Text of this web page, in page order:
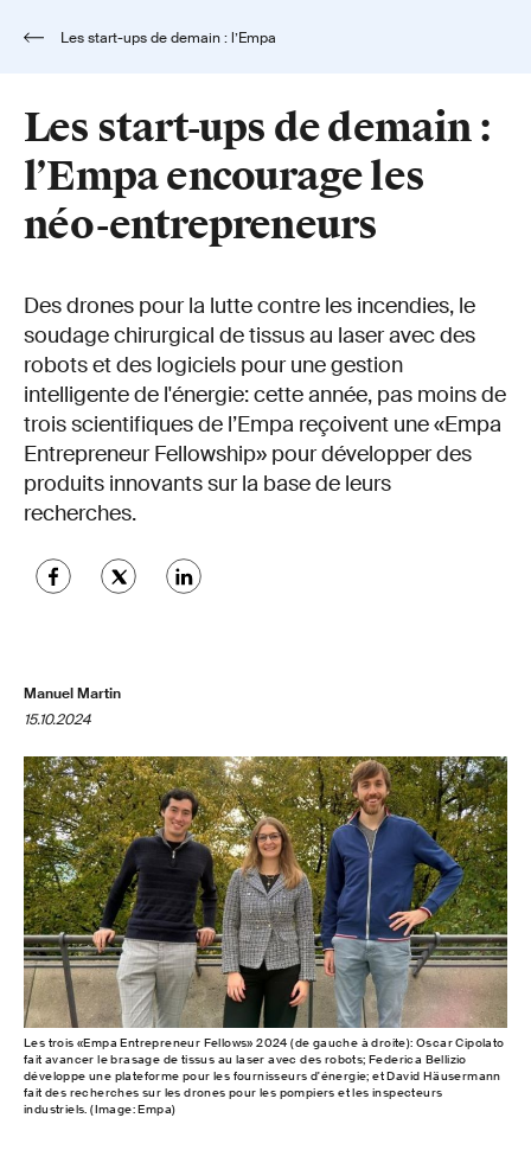
Les start-ups de demain :
l’Empa encourage les
néo-entrepreneurs
Des drones pour la lutte contre les incendies, le
soudage chirurgical de tissus au laser avec des
robots et des logiciels pour une gestion
intelligente de l'énergie: cette année, pas moins de
trois scientifiques de l’Empa reçoivent une «Empa
Entrepreneur Fellowship» pour développer des
produits innovants sur la base de leurs
recherches.
Manuel Martin
15.10.2024
Les trois «Empa Entrepreneur Fellows» 2024 (de gauche à droite): Oscar Cipolato
fait avancer le brasage de tissus au laser avec des robots; Federica Bellizio
développe une plateforme pour les fournisseurs d'énergie; et David Häusermann
fait des recherches sur les drones pour les pompiers et les inspecteurs
industriels. (Image: Empa)